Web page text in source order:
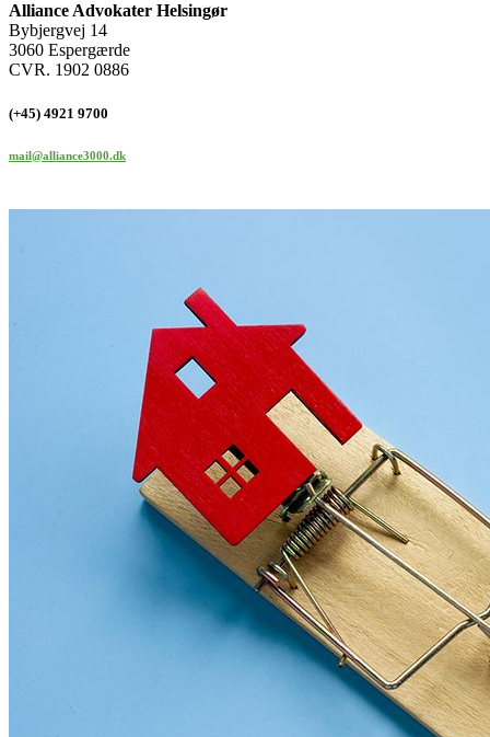
Alliance Advokater Helsingør
Bybjergvej 14
3060 Espergærde
CVR. 1902 0886
(+45) 4921 9700
mail@alliance3000.dk